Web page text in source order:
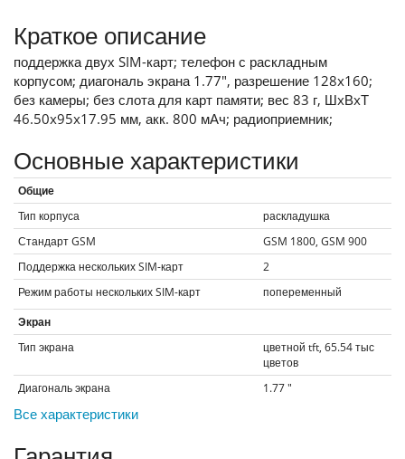
Краткое описание
поддержка двух SIM-карт; телефон с раскладным
корпусом; диагональ экрана 1.77", разрешение 128x160;
без камеры; без слота для карт памяти; вес 83 г, ШxВxТ
46.50x95x17.95 мм, акк. 800 мАч; радиоприемник;
Основные характеристики
Общие
Тип корпуса
раскладушка
Стандарт GSM
GSM 1800, GSM 900
Поддержка нескольких SIM-карт
2
Режим работы нескольких SIM-карт
попеременный
Экран
Тип экрана
цветной tft, 65.54 тыс
цветов
Диагональ экрана
1.77"
Все характеристики